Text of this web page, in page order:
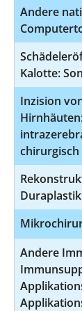
Andere
Kalotte:
Inzision
Andere